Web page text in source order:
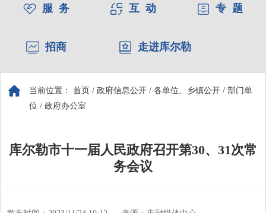
服 务 互 动 专 题
招商 走进库尔勒
当前位置： 首页 / 政府信息公开 / 各单位、乡镇公开 / 部门单
位 / 政府办公室
库尔勒市十一届人民政府召开第30、31次常
务会议